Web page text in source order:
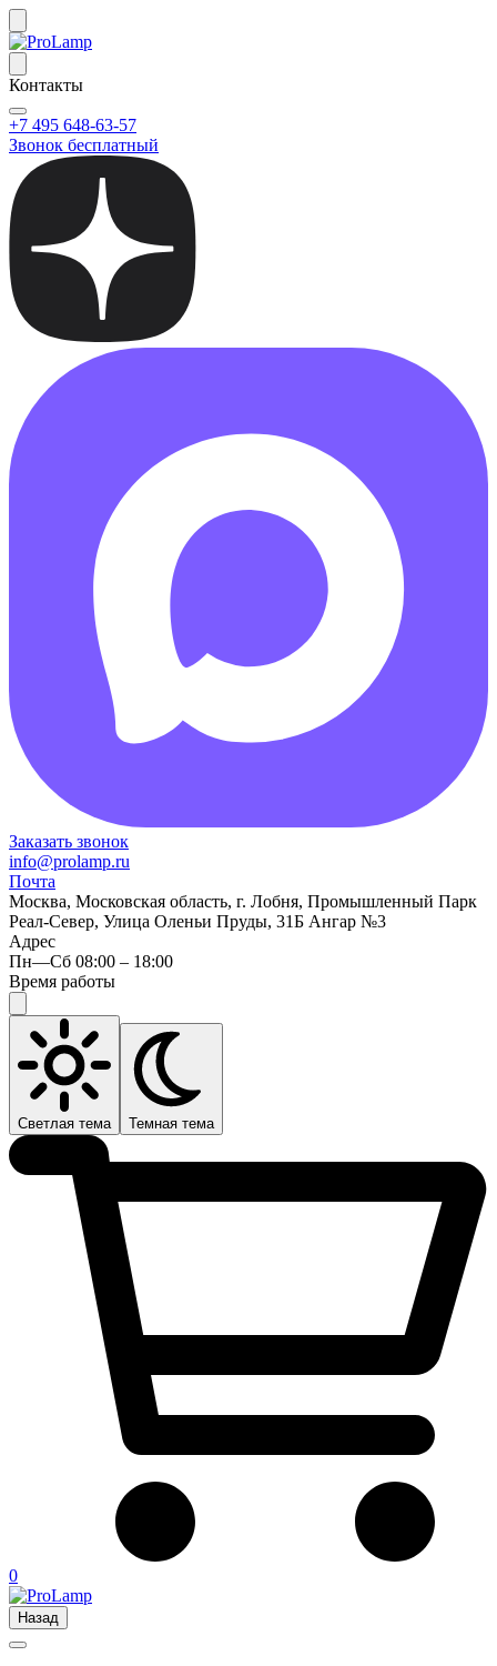
Контакты
+7 495 648-63-57
Звонок бесплатный
Заказать звонок
info@prolamp.ru
Почта
Москва, Московская область, г. Лобня, Промышленный Парк
Реал-Север, Улица Оленьи Пруды, 31Б Ангар №3
Адрес
Пн—Сб 08:00 – 18:00
Время работы
Светлая тема Темная тема
0
Назад